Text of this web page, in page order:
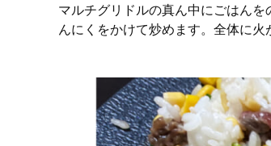
マルチグリドルの真ん中にごはん
んにくをかけて炒めます。全体に